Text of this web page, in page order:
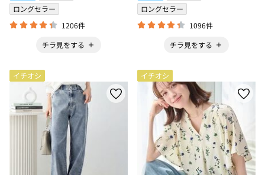
ロングセラー
1206件
チラ見をする
ロングセラー
1096件
チラ見をする
イチオシ イチオシ